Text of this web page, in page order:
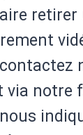
retirer
via notre